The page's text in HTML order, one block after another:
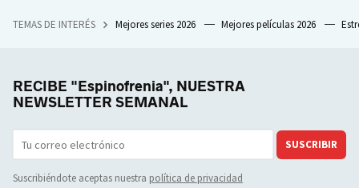
TEMAS DE INTERÉS Mejores series 2026 Mejores películas 2026
RECIBE "Espinofrenia", NUESTRA
NEWSLETTER SEMANAL
SUSCRIBIR
Suscribiéndote aceptas nuestra política de privacidad